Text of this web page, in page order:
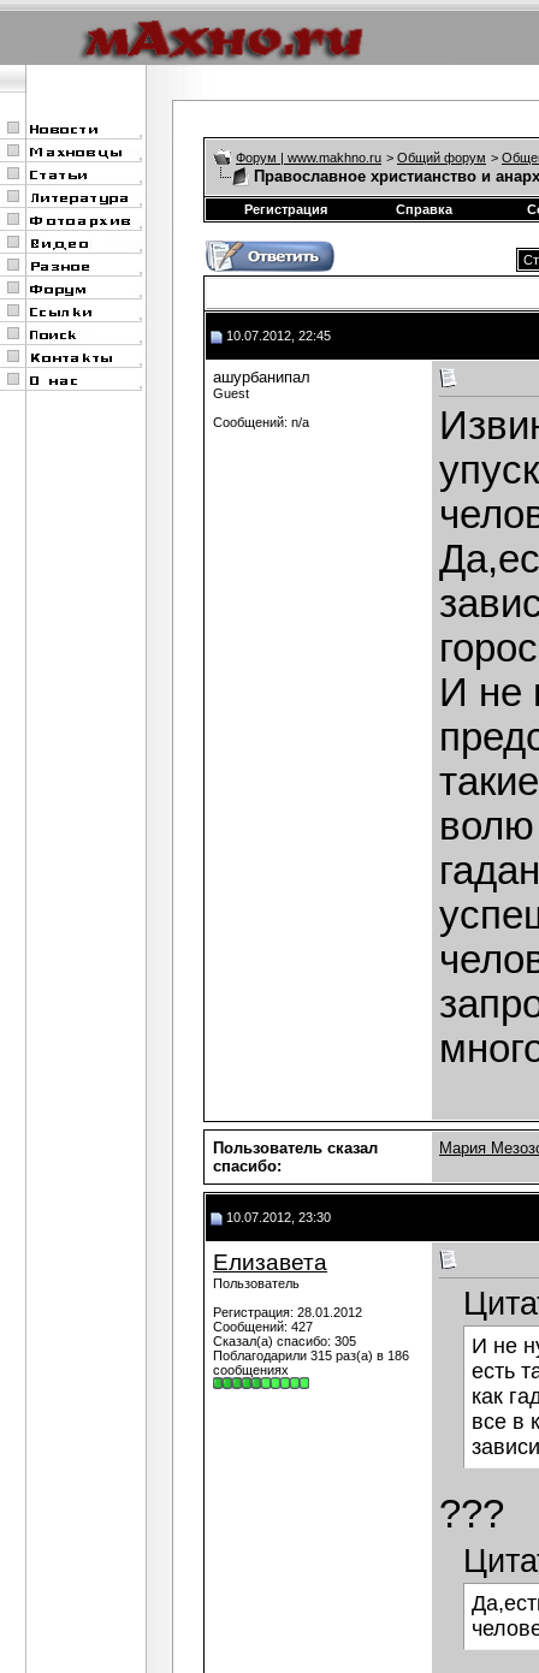
Форум | www.makhno.ru > Общий форум >
Православное христианство и
Регистрация Справка
10.07.2012, 22:45
ашурбанипал
Guest
Сообщений: n/a
И не
волю
Пользователь сказал
cпасибо:
Мария
10.07.2012, 23:30
Елизавета
Пользователь
Регистрация: 28.01.2012
Сообщений: 427
Сказал(а) спасибо: 305
Поблагодарили 315 раз(а) в 186
сообщениях
И не
есть
как
все в
???